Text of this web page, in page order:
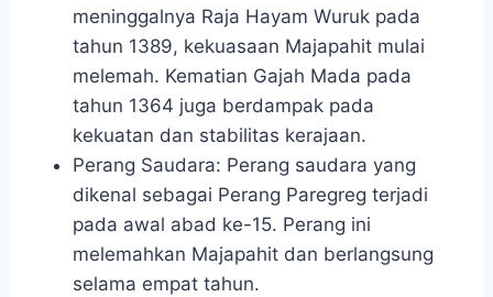
meninggalnya Raja Hayam Wuruk pada
tahun 1389, kekuasaan Majapahit mulai
melemah. Kematian Gajah Mada pada
tahun 1364 juga berdampak pada
kekuatan dan stabilitas kerajaan.
Perang Saudara: Perang saudara yang
dikenal sebagai Perang Paregreg terjadi
pada awal abad ke-15. Perang ini
melemahkan Majapahit dan berlangsung
selama empat tahun.